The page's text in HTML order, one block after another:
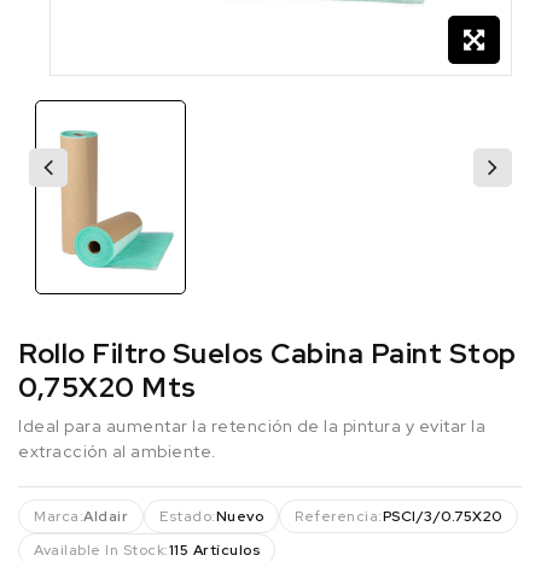
Rollo Filtro Suelos Cabina Paint Stop
0,75X20 Mts
Ideal para aumentar la retención de la pintura y evitar la
extracción al ambiente.
Marca:Aldair Estado:Nuevo Referencia:PSCI/3/0.75X20
Available In Stock:115 Artículos